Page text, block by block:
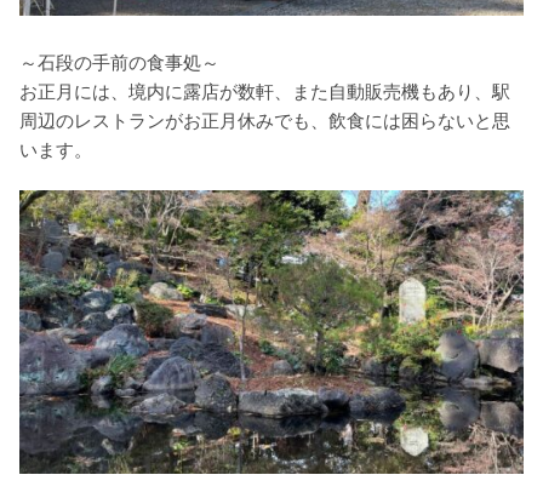
～石段の手前の食事処～
お正月には、境内に露店が数軒、また自動販売機もあり、駅
周辺のレストランがお正月休みでも、飲食には困らないと思
います。